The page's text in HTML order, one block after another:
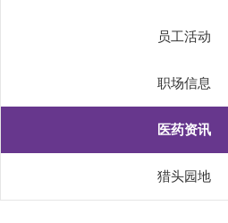
员工活动
职场信息
医药资讯
猎头园地